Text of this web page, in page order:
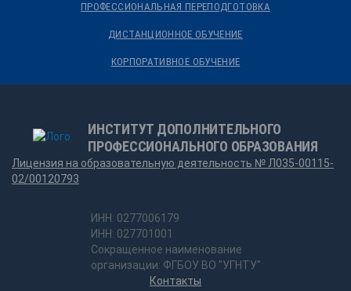
ПРОФЕССИОНАЛЬНАЯ ПЕРЕПОДГОТОВКА
ДИСТАНЦИОННОЕ ОБУЧЕНИЕ
КОРПОРАТИВНОЕ ОБУЧЕНИЕ
ИНСТИТУТ ДОПОЛНИТЕЛЬНОГО
ПРОФЕССИОНАЛЬНОГО ОБРАЗОВАНИЯ
Лицензия на образовательную деятельность № Л035-00115-
02/00120793
ИНН: 0277006179
ИНН: 027701001
Сокращенное наименование
организации: ФГБОУ ВО "УГНТУ"
Контакты